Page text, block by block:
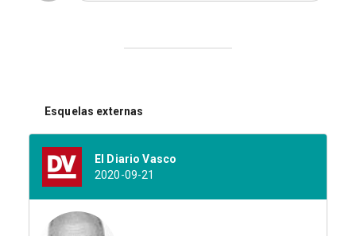
Esquelas externas
El Diario Vasco
2020-09-21